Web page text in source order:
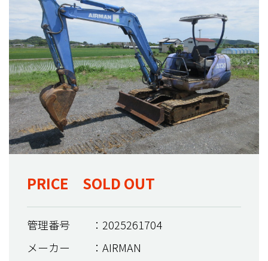
PRICE SOLD OUT
管理番号
：2025261704
メーカー
：AIRMAN